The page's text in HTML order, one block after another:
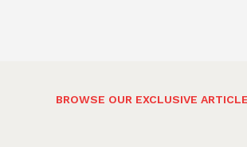
BROWSE OUR EXCLUSIVE